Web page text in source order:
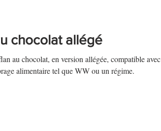
fête ou Apéritifs croustillants
chocolat allégé
au chocolat, en version allégée, compatible avec
alimentaire tel que WW ou un régime.